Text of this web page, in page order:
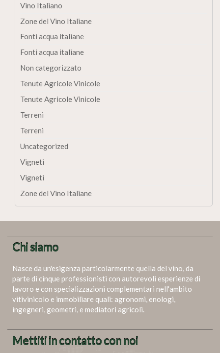
Vino Italiano
Zone del Vino Italiane
Fonti acqua italiane
Fonti acqua italiane
Non categorizzato
Tenute Agricole Vinicole
Tenute Agricole Vinicole
Terreni
Terreni
Uncategorized
Vigneti
Vigneti
Zone del Vino Italiane
Chi siamo
Nasce da un'esigenza particolarmente quella del vino, da
parte di cinque professionisti con autorevoli esperienze di
lavoro e con specializzazioni complementari nell'ambito
vitivinicolo e immobiliare quali: agronomi, enologi,
ingegneri, geometri, e mediatori agricoli.
Mettiti in contatto con noi